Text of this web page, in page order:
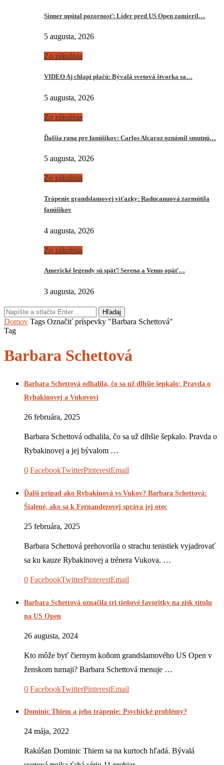
Sinner upútal pozornosť: Líder pred US Open zamieril…
5 augusta, 2026
Zo zákulisia
VIDEO Aj chlapi plačú: Bývalá svetová štvorka sa…
5 augusta, 2026
Zo zákulisia
Ďalšia rana pre fanúšikov: Carlos Alcaraz oznámil smutnú…
5 augusta, 2026
Zo zákulisia
Trápenie grandslamovej víťazky: Raducanuová zarmútila
fanúšikov
4 augusta, 2026
Zo zákulisia
Americké legendy sú späť! Serena a Venus opäť…
3 augusta, 2026
Hľadaj
Domov Tags Označiť príspevky "Barbara Schettová"
Tag
Barbara Schettová
Barbara Schettová odhalila, čo sa už dlhšie šepkalo: Pravda o
Rybakinovej a Vukovovi
26 februára, 2025
Barbara Schettová odhalila, čo sa už dlhšie šepkalo. Pravda o
Rybakinovej a jej bývalom …
0 FacebookTwitterPinterestEmail
Ďalší prípad ako Rybakinová vs Vukov? Barbara Schettová:
Šialené, ako sa k Fernandezovej správa jej otec
25 februára, 2025
Barbara Schettová prehovorila o strachu tenistiek vyjadrovať
sa ku kauze Rybakinovej a trénera Vukova. …
0 FacebookTwitterPinterestEmail
Barbara Schettová označila tri tieňové favoritky na zisk titulu
na US Open
26 augusta, 2024
Kto môže byť čiernym koňom grandslamového US Open v
ženskom turnaji? Barbara Schettová menuje …
0 FacebookTwitterPinterestEmail
Dominic Thiem a jeho trápenie: Psychické problémy?
24 mája, 2022
Rakúšan Dominic Thiem sa na kurtoch hľadá. Bývalá